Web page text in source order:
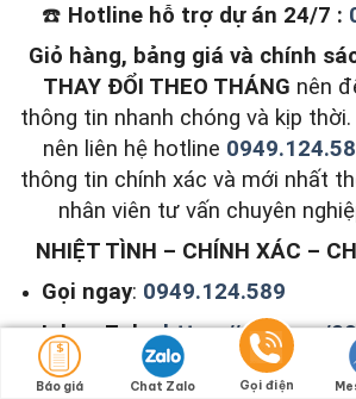
☎️ Hotline hỗ trợ dự án 24/7 :
Giỏ hàng, bảng giá và chính
THAY ĐỔI THEO THÁNG nên
thông tin nhanh chóng và kịp thời.
nên liên hệ hotline
thông tin chính xác và mới nhất
nhân viên tư vấn chuyên
NHIỆT TÌNH – CHÍNH XÁC –
Gọi ngay: 0949.124.589
Inbox Zalo:https://zalo.me/
Inbox Viber:viber://chat?
Báo giá Chat Zalo Gọi điện